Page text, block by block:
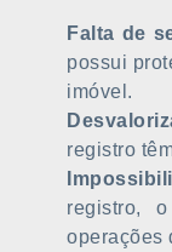
Falta de
possui
imóvel.
registro
registro,
operações